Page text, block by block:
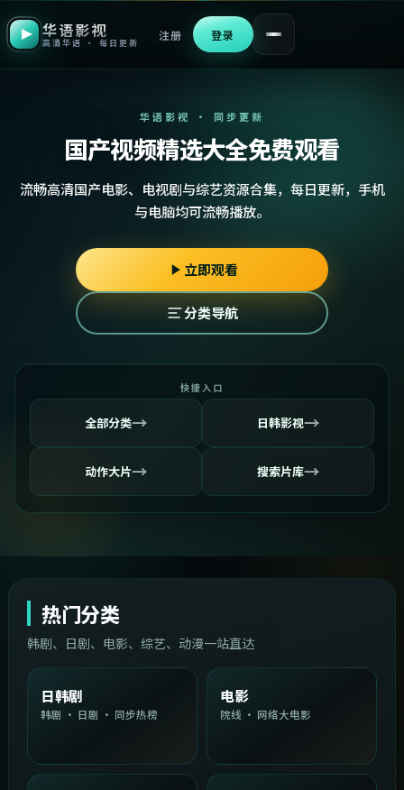
华语影视
高清华语 · 每日更新
注册 登录
华语影视 · 同步更新
国产视频精选大全免费观看
流畅高清国产电影、电视剧与综艺资源合集，每日更新，手机
与电脑均可流畅播放。
立即观看
分类导航
快捷入口
全部分类→ 日韩影视→
动作大片→ 搜索片库→
热门分类
韩剧、日剧、电影、综艺、动漫一站直达
日韩剧
韩剧 · 日剧 · 同步热榜
电影
院线 · 网络大电影